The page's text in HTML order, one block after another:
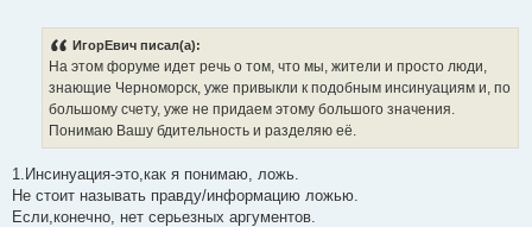
ИгорЕвич писал(а):
На этом форуме идет речь о том, что мы, жители и просто люди,
знающие Черноморск, уже привыкли к подобным инсинуациям и, по
большому счету, уже не придаем этому большого значения.
Понимаю Вашу бдительность и разделяю её.
1.Инсинуация-это,как я понимаю, ложь.
Не стоит называть правду/информацию ложью.
Если,конечно, нет серьезных аргументов.